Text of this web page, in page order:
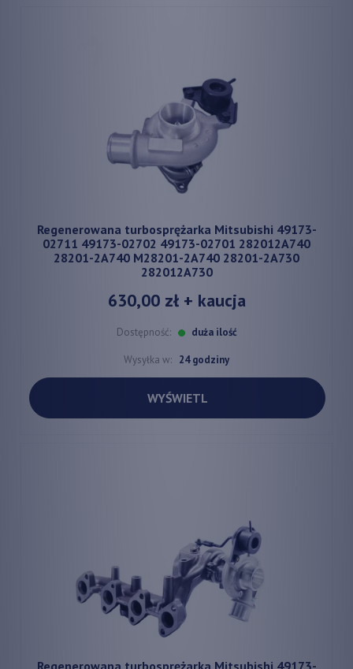
Regenerowana turbosprężarka Mitsubishi 49173-
02711 49173-02702 49173-02701 282012A740
28201-2A740 M28201-2A740 28201-2A730
282012A730
630,00 zł+ kaucja
Dostępność: duża ilość
Wysyłka w: 24 godziny
WYŚWIETL
Regenerowana turbosprężarka Mitsubishi 49173-